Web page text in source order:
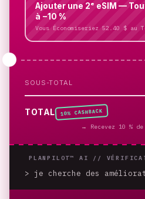
Ajouter une 2ᵉ eSIM —
à −10 %
Vous Économiseriez 52.40 $ au
SOUS-TOTAL
TOTAL 10% CASHBACK
→ Recevez 10 %
PLANPILOT™ AI //
> je cherche des